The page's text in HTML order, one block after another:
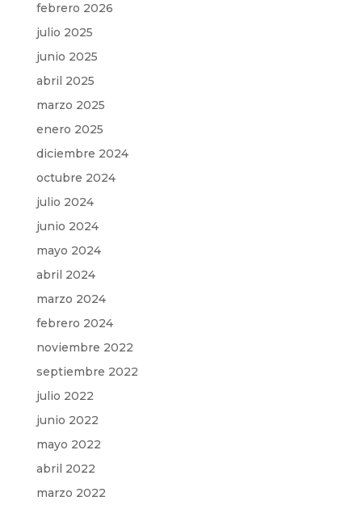
febrero 2026
julio 2025
junio 2025
abril 2025
marzo 2025
enero 2025
diciembre 2024
octubre 2024
julio 2024
junio 2024
mayo 2024
abril 2024
marzo 2024
febrero 2024
noviembre 2022
septiembre 2022
julio 2022
junio 2022
mayo 2022
abril 2022
marzo 2022